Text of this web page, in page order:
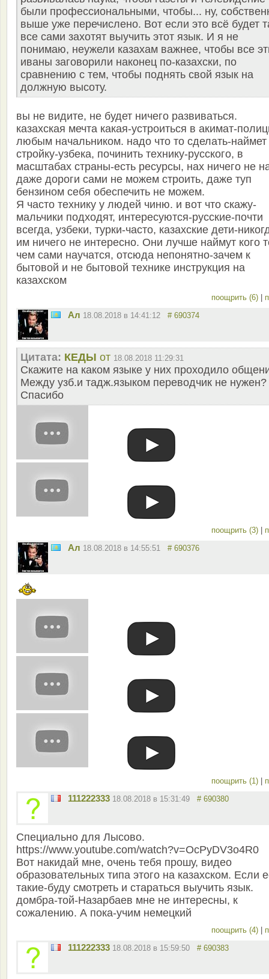
были профессиональными, чтобы... ну,
выше уже перечислено. Вот если это всё будет
все сами захотят выучить этот язык. И я не
понимаю, неужели казахам важнее, чтобы все
иваны заговорили наконец по-казахски, по
сравнению с тем, чтобы поднять свой язык на
должную высоту.
вы не видите, не будет ничего развиваться.
казахская мечта какая-устроиться в акимат-
любым начальником. надо что то сделать-наймет
стройку-узбека, починить технику-русского, в
масштабах страны-есть ресурсы, нах ничего не
даже дороги сами не можем строить, даже туп
бензином себя обеспечить не можем.
Я часто технику у людей чиню. и вот что скажу-
мальчики подходят, интересуются-русские-почти
всегда, узбеки, турки-часто, казахские дети-
им ничего не интересно. Они лучше наймут кого
чем сами научатся, отсюда непонятно-зачем к
бытовой и не бытовой технике инструкция на
казахском
поощрить (6)
Ал 18.08.2018 в 14:41:12 # 690374
Цитата: КЕДЫ от 18.08.2018 11:29:31
Скажите на каком языке у них проходило
Между узб.и тадж.языком переводчик не нужен?
Спасибо
поощрить (3)
Ал 18.08.2018 в 14:55:51 # 690376
поощрить (1)
111222333 18.08.2018 в 15:31:49 # 690380
Специально для Лысово.
https://www.youtube.com/watch?v=OcPyDV3o4R0
Вот накидай мне, очень тебя прошу, видео
образовательных типа этого на казахском. Если
такие-буду смотреть и стараться выучить язык.
домбра-той-Назарбаев мне не интересны, к
сожалению. А пока-учим немецкий
поощрить (4)
111222333 18.08.2018 в 15:59:50 # 690383